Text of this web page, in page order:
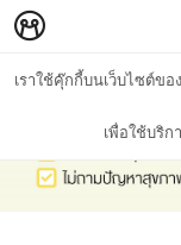
เราใช้คุ๊กกี้บนเว็บไซต์ข
เพื่อใช้บริก